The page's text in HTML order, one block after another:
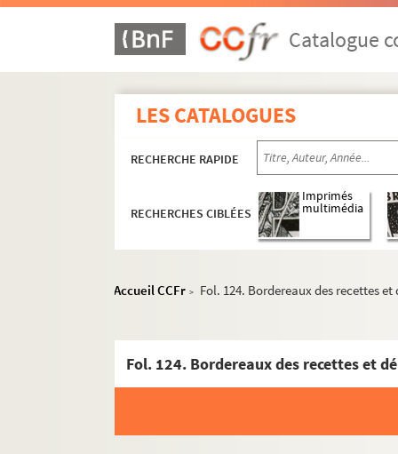
Catalogue
LES CATALOGUES
RECHERCHE RAPIDE
RECHERCHES CIBLÉES
Imprimés
multimédia
Accueil CCFr > Fol. 124. Bordereaux des recettes
Fol. 124. Bordereaux des recettes et